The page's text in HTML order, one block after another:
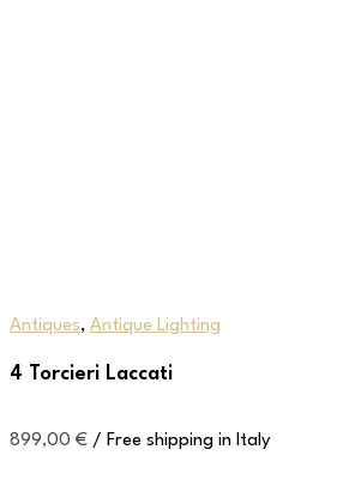
Antiques, Antique Lighting
4 Torcieri Laccati
899,00 € / Free shipping in Italy